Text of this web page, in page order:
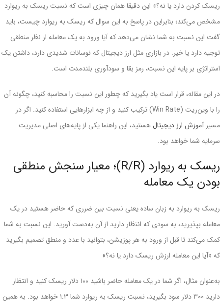
ریسک کردن دارد یا نه؟» این دقیقا همان چیزی‌ است که نسبت ریسک به ریوارد
مشخص می‌کند؛ بنابراین در پاسخ به این سوال که ریسک به ریوارد چیست، باید
گفت این نسبت به شما نشان می‌دهد که آیا ورود به یک معامله از نظر منطقی
توجیه دارد یا خیر. در بازاری مثل ارز دیجیتال که نوسانات شدیدی دارد، داشتن یک
استراتژی بر پایه این نسبت، رمز بقا و سودآوری بلندمدت است.
در این مقاله، قرار است یاد بگیرید که چطور این نسبت را محاسبه کنید، چگونه آن
را با وین‌ریت (Win Rate) ترکیب کنید و از چه ابزارهایی استفاده کنید. اگر در
مسیرآموزش ارز دیجیتالهستید، این راهنما یکی از پایه‌های اصلی مدیریت
سرمایه شما خواهد بود.
ریسک به ریوارد (R/R)؛ معیار سنجش منطقی
بودن یک معامله
ریسک به ریوارد به زبان ساده یعنی نسبت بین ضرری که حاضر هستید در یک
معامله بپذیرید، به سودی که انتظار دارید از آن به‌دست آورید. این نسبت به شما
کمک می‌کند تا قبل از ورود به هر پوزیشن، بتوانید با عدد و منطق تصمیم بگیرید
که «آیا این معامله ارزش ریسک دارد یا نه؟»
به‌عنوان مثال، اگر شما در یک معامله حاضر باشید ۱۰۰ دلار ریسک کنید و انتظار
دارید ۳۰۰ دلار سود بگیرید، نسبت ریسک به ریوارد شما ۱:۳ خواهد بود. به همین